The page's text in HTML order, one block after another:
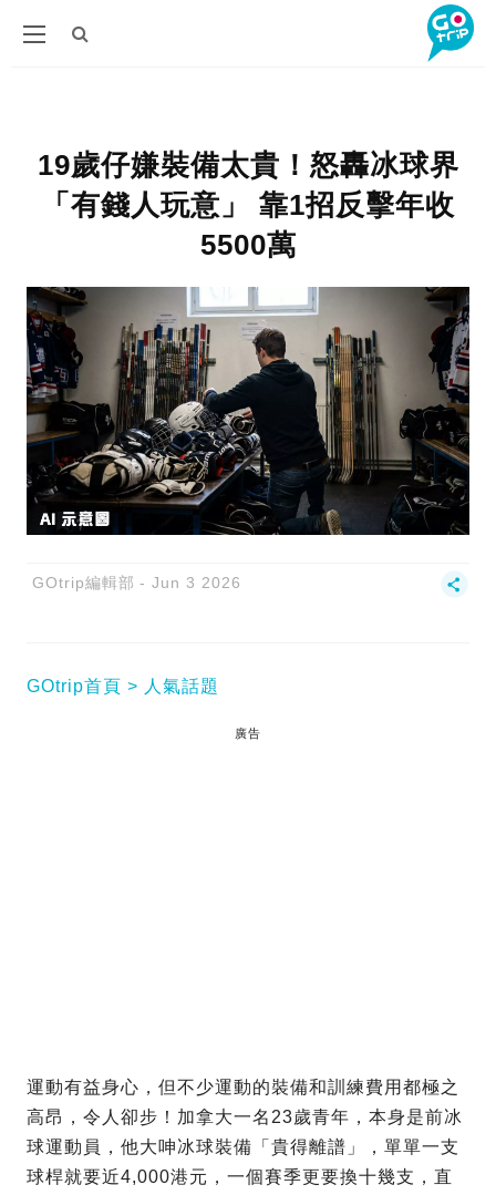
19歲仔嫌裝備太貴！怒轟冰球界
「有錢人玩意」 靠1招反擊年收
5500萬
GOtrip編輯部 Jun 3 2026
GOtrip首頁 人氣話題
廣告
運動有益身心，但不少運動的裝備和訓練費用都極之
高昂，令人卻步！加拿大一名23歲青年，本身是前冰
球運動員，他大呻冰球裝備「貴得離譜」，單單一支
球桿就要近4,000港元，一個賽季更要換十幾支，直